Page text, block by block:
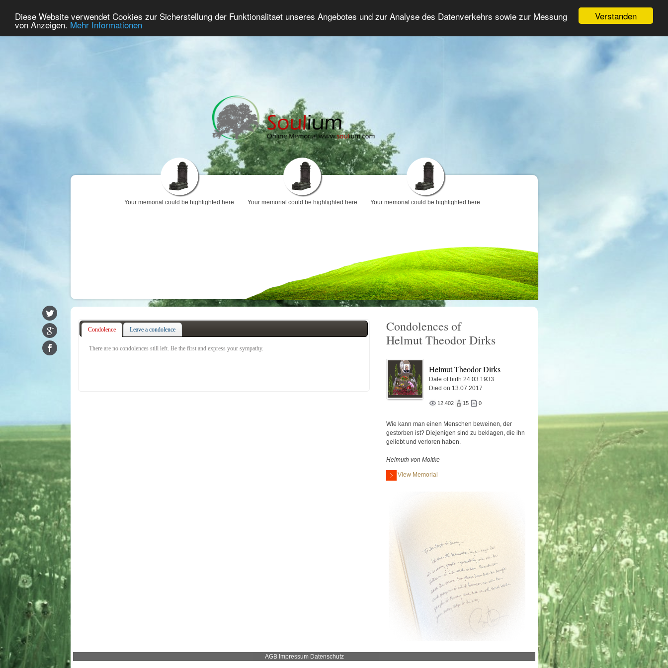
Verstanden
Diese Website verwendet Cookies zur Sicherstellung der Funktionalitaet unseres Angebotes und zur Analyse des Datenverkehrs sowie zur Messung
von Anzeigen. Mehr Informationen
Home Premium Commemorate Grief Forum Advanced Search Login/Register
Your memorial could be highlighted here Your memorial could be highlighted here Your memorial could be highlighted here
Condolence Leave a condolence
There are no condolences still left. Be the first and express your sympathy.
Condolences of
Helmut Theodor Dirks
Helmut Theodor Dirks
Date of birth 24.03.1933
Died on 13.07.2017
12.402 15 0
Wie kann man einen Menschen beweinen, der
gestorben ist? Diejenigen sind zu beklagen, die ihn
geliebt und verloren haben.
Helmuth von Moltke
View Memorial
AGB Impressum Datenschutz